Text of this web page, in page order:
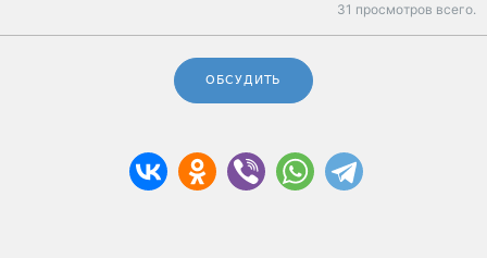
31 просмотров всего.
ОБСУДИТЬ